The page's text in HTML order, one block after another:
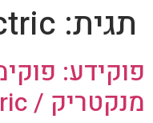
תגית:
מנקטריק / Mega Manectric